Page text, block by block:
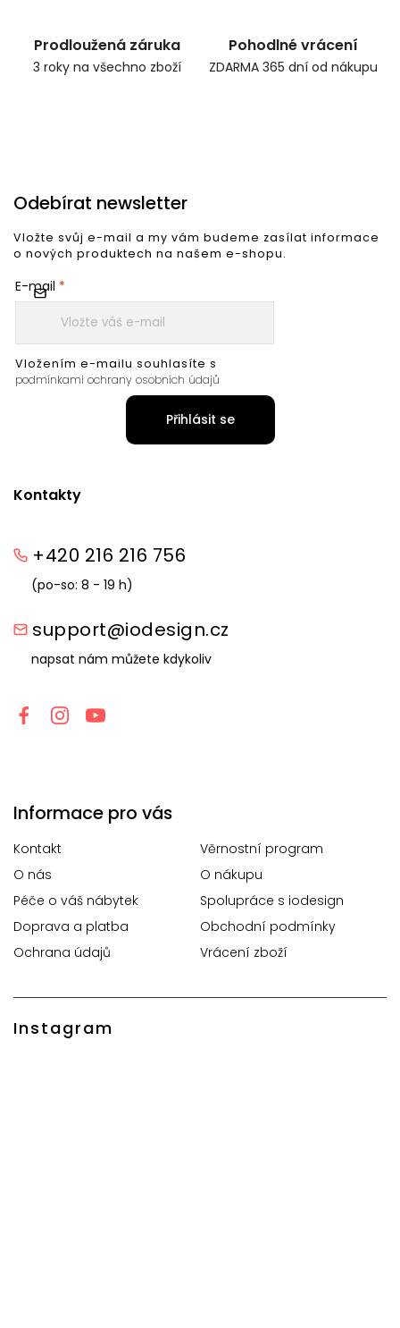
Prodloužená záruka
3 roky na všechno zboží
Pohodlné vrácení
ZDARMA 365 dní od nákupu
Kontakty
+420 216 216 756
(po-so: 8 - 19 h)
support@iodesign.cz
napsat nám můžete kdykoliv
Informace pro vás
Kontakt
Věrnostní program
O nás
O nákupu
Péče o váš nábytek
Spolupráce s iodesign
Doprava a platba
Obchodní podmínky
Ochrana údajů
Vrácení zboží
Instagram
Odebírat newsletter
Vložte svůj e-mail a my vám budeme zasílat informace
o nových produktech na našem e-shopu.
E-mail
Vložením e-mailu souhlasíte s
podmínkami ochrany osobních údajů
Přihlásit se